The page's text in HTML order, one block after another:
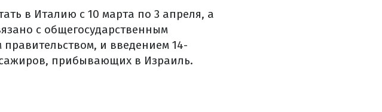
в Италию с 10 марта по 3 апреля, а
с общегосударственным
и введением 14-
прибывающих в Израиль.